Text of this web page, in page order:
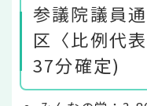
参議院議員
区〈比例代
37分確定)